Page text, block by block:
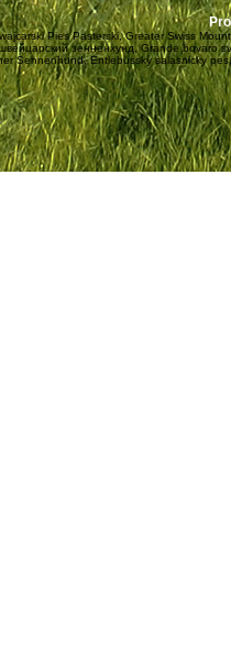
Pies Pasterski, Greater Swiss
зенненхунд, Grande bovaro
Sennenhund, Entlebussky salasnicky